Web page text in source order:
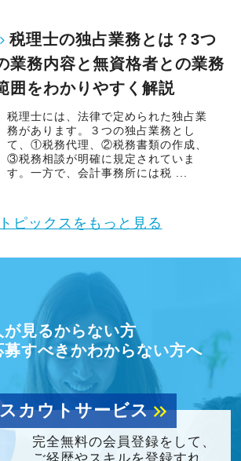
税理士の独占業務とは？3つ
業務内容と無資格者との業務
囲をわかりやすく解説
税理士には、法律で定められた独占業
務があります。３つの独占業務とし
て、①税務代理、②税務書類の作成、
③税務相談が明確に規定されていま
す。一方で、会計事務所には税 ...
ピックスをもっと見る
が見るからない方
募すべきかわからない方へ
スカウトサービスkeyboard_double_arrow_right
完全無料の会員登録をして、